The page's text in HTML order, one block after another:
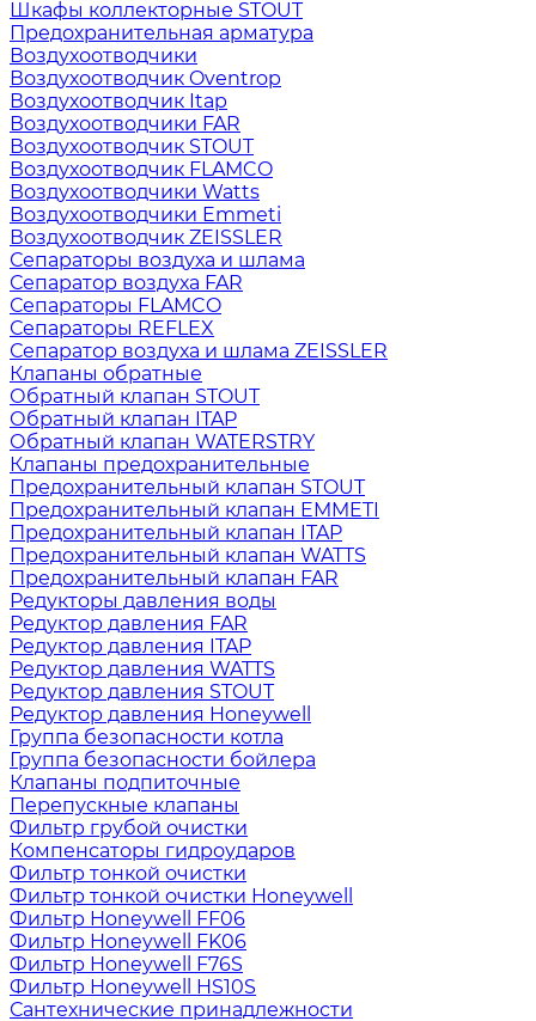
Шкафы коллекторные STOUT
Предохранительная арматура
Воздухоотводчики
Воздухоотводчик Oventrop
Воздухоотводчик Itap
Воздухоотводчики FAR
Воздухоотводчик STOUT
Воздухоотводчик FLAMCO
Воздухоотводчики Watts
Воздухоотводчики Emmeti
Воздухоотводчик ZEISSLER
Сепараторы воздуха и шлама
Сепаратор воздуха FAR
Сепараторы FLAMCO
Сепараторы REFLEX
Сепаратор воздуха и шлама ZEISSLER
Клапаны обратные
Обратный клапан STOUT
Обратный клапан ITAP
Обратный клапан WATERSTRY
Клапаны предохранительные
Предохранительный клапан STOUT
Предохранительный клапан EMMETI
Предохранительный клапан ITAP
Предохранительный клапан WATTS
Предохранительный клапан FAR
Редукторы давления воды
Редуктор давления FAR
Редуктор давления ITAP
Редуктор давления WATTS
Редуктор давления STOUT
Редуктор давления Honeywell
Группа безопасности котла
Группа безопасности бойлера
Клапаны подпиточные
Перепускные клапаны
Фильтр грубой очистки
Компенсаторы гидроударов
Фильтр тонкой очистки
Фильтр тонкой очистки Honeywell
Фильтр Honeywell FF06
Фильтр Honeywell FK06
Фильтр Honeywell F76S
Фильтр Honeywell HS10S
Сантехнические принадлежности